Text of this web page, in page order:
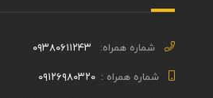
شماره همراه: ۰۹۳۸۰۶۱۱۲۴۳
شماره همراه : ۰۹۱۲۶۹۸۰۳۲۰